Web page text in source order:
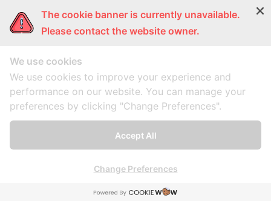
ผู้หญิงแก้มกลม การ์ตูนแก้มกลม แก้มกลมพากิน
Procreate
A collection of 2 posts
The cookie banner is currently unavailable.
Please contact the website owner.
We use cookies
We use cookies to improve your experience and
performance on our website. You can manage your
preferences by clicking "Change Preferences".
Accept All
Change Preferences